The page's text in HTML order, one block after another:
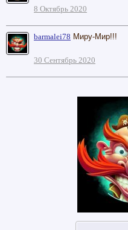
8 Октябрь 2020
barmalei78 Миру-Мир!!!
30 Сентябрь 2020